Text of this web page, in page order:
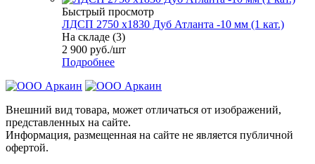
Быстрый просмотр
ЛДСП 2750 х1830 Дуб Атланта -10 мм (1 кат.)
На складе (3)
2 900 руб./шт
Подробнее
Внешний вид товара, может отличаться от изображений,
представленных на сайте.
Информация, размещенная на сайте не является публичной
офертой.